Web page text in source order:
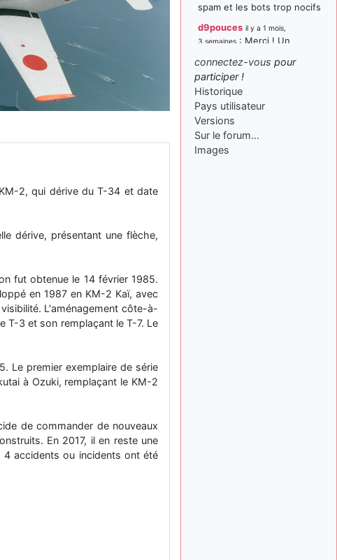
2, qui dérive du T-34 et date
dérive, présentant une flèche,
fut obtenue le 14 février 1985.
en 1987 en KM-2 Kaï, avec
L'aménagement côte-à-
T-3 et son remplaçant le T-7. Le
Le premier exemplaire de série
à Ozuki, remplaçant le KM-2
de commander de nouveaux
En 2017, il en reste une
4 accidents ou incidents ont été
spam et les bots trop nocifs
d9pouces il y a 1 mois,
3 semaines : Merci ! Un
paxwax il y a 1 mois, 3 semaines
Super, la nouvelle bannière
d9pouces il y a 2 mois,
1 semaine: je suis un
avion@,._,+ > lesquels ? je
ne suis pas sûr de
connectez-vous pour
participer !
Historique
Pays utilisateur
Versions
Sur le forum…
Images